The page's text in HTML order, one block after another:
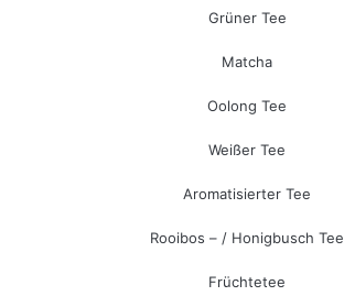
Grüner Tee
Matcha
Oolong Tee
Weißer Tee
Aromatisierter Tee
Rooibos – / Honigbusch Tee
Früchtetee